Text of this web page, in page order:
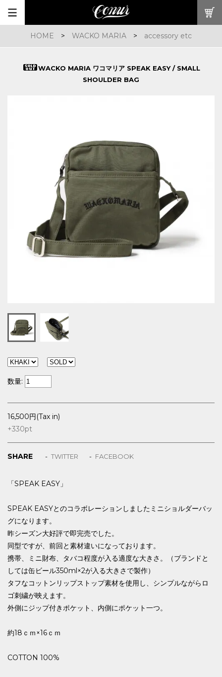
HOME > WACKO MARIA > accessory etc
WACKO MARIA ワコマリア SPEAK EASY / SMALL
SHOULDER BAG
数量:
16,500円(Tax in)
+330pt
SHARE TWITTER FACEBOOK
「SPEAK EASY」
SPEAK EASYとのコラボレーションしましたミニショルダーバッ
グになります。
昨シーズン大好評で即完売でした。
同型ですが、前回と素材違いになっております。
携帯、ミニ財布、タバコ程度が入る適度な大きさ。（ブランドと
しては缶ビール350ml×2が入る大きさで製作）
タフなコットンリップストップ素材を使用し、シンプルながらロ
ゴ刺繍が映えます。
外側にジップ付きポケット、内側にポケット一つ。
約18ｃｍ×16ｃｍ
COTTON 100%